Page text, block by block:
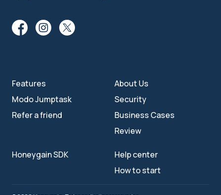
Features
Modo Jumptask
Refer a friend
About Us
Security
Business Cases
Review
Honeygain SDK
Help center
How to start